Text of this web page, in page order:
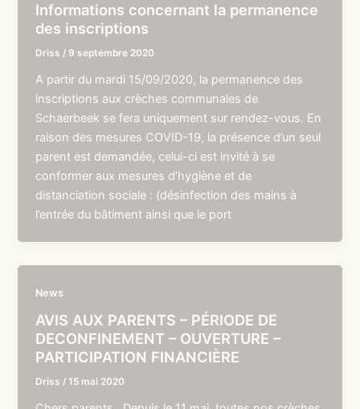
Informations concernant la permanence
des inscriptions
Driss / 9 septembre 2020
A partir du mardi 15/09/2020, la permanence des
inscriptions aux crèches communales de
Schaerbeek se fera uniquement sur rendez-vous. En
raison des mesures COVID-19, la présence d’un seul
parent est demandée, celui-ci est invité à se
conformer aux mesures d’hygiène et de
distanciation sociale : (désinfection des mains à
l’entrée du bâtiment ainsi que le port
News
AVIS AUX PARENTS – PÉRIODE DE
DECONFINEMENT – OUVERTURE –
PARTICIPATION FINANCIÈRE
Driss /15 mai 2020